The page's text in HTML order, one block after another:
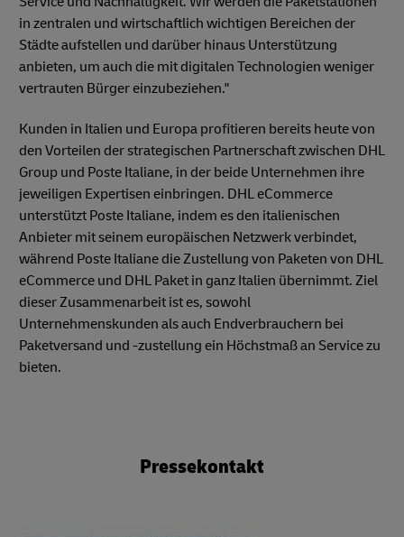
in zentralen und wirtschaftlich wichtigen Bereichen der
Städte aufstellen und darüber hinaus Unterstützung
anbieten, um auch die mit digitalen Technologien weniger
vertrauten Bürger einzubeziehen."
Kunden in Italien und Europa profitieren bereits heute von
den Vorteilen der strategischen Partnerschaft zwischen DHL
Group und Poste Italiane, in der beide Unternehmen ihre
jeweiligen Expertisen einbringen. DHL eCommerce
unterstützt Poste Italiane, indem es den italienischen
Anbieter mit seinem europäischen Netzwerk verbindet,
während Poste Italiane die Zustellung von Paketen von DHL
eCommerce und DHL Paket in ganz Italien übernimmt. Ziel
dieser Zusammenarbeit ist es, sowohl
Unternehmenskunden als auch Endverbrauchern bei
Paketversand und -zustellung ein Höchstmaß an Service zu
bieten.
Pressekontakt